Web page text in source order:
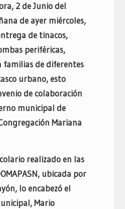
2 de Junio del
de ayer miércoles,
de tinacos,
periféricas,
familias de diferentes
urbano, esto
de colaboración
municipal de
Mariana
realizado en las
ubicada por
lo encabezó el
Mario